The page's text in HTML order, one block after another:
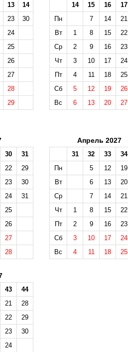
13
14
23
30
24
25
26
27
28
29
14 15 16 17
Пн
7 14 21
Вт
1 8 15 22
Ср
2 9 16 23
Чт
3 10 17 24
Пт
4 11 18
25
Сб
5 12 19
26
Вс
6 13 20 27
30
31
22
29
23
30
24
31
25
26
27
28
Апрель 2027
31 32 33 34
Пн
5 12 19
Вт
6 13 20
Ср
7 14 21
Чт
1 8 15 22
Пт
2 9 16 23
Сб
3 10 17
24
Вс
4 11 18 25
43
44
21
28
22
29
23
30
24